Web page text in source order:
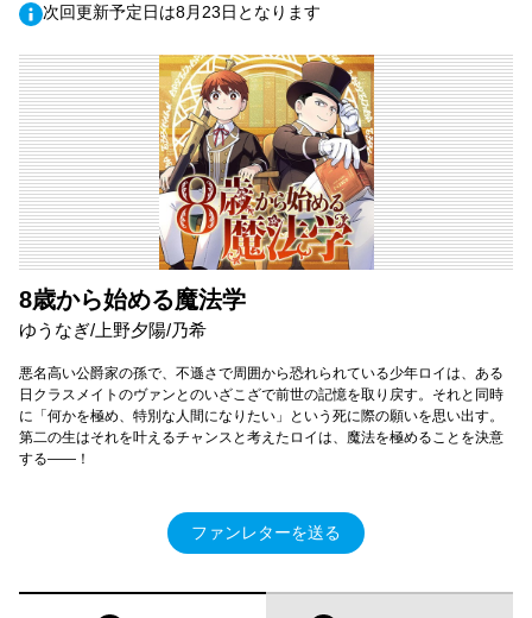
次回更新予定日は8月23日となります
8歳から始める魔法学
ゆうなぎ/上野夕陽/乃希
悪名高い公爵家の孫で、不遜さで周囲から恐れられている少年ロイは、ある
日クラスメイトのヴァンとのいざこざで前世の記憶を取り戻す。それと同時
に「何かを極め、特別な人間になりたい」という死に際の願いを思い出す。
第二の生はそれを叶えるチャンスと考えたロイは、魔法を極めることを決意
する――！
ファンレターを送る